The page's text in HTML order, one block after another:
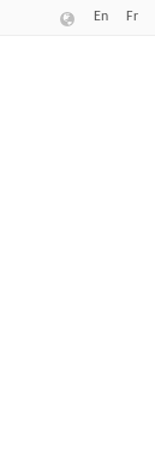
En Fr